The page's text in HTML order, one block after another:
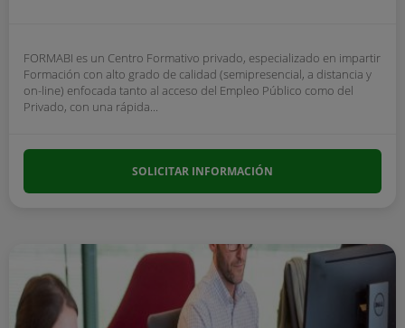
FORMABI es un Centro Formativo privado, especializado en impartir
Formación con alto grado de calidad (semipresencial, a distancia y
on-line) enfocada tanto al acceso del Empleo Público como del
Privado, con una rápida...
SOLICITAR INFORMACIÓN